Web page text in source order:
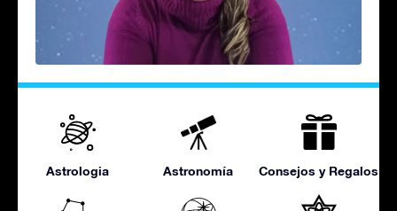
Astrologia Astronomía Consejos y Regalos